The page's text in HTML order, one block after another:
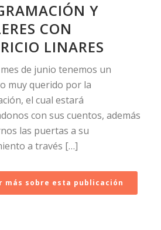
Y
CON
LINARES
de junio tenemos un
muy querido por la
el cual estará
con sus cuentos, además
las puertas a su
a través […]
más sobre esta publicación